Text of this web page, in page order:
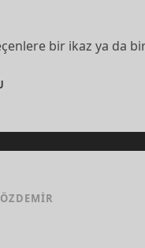
bir ikaz ya da